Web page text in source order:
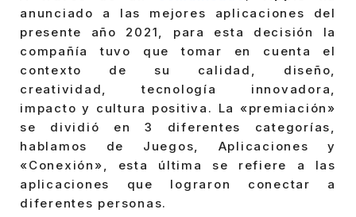
anunciado a las mejores aplicaciones del
presente año 2021, para esta decisión la
compañía tuvo que tomar en cuenta el
contexto de su calidad, diseño,
creatividad, tecnología innovadora,
impacto y cultura positiva. La «premiación»
se dividió en 3 diferentes categorías,
hablamos de Juegos, Aplicaciones y
«Conexión», esta última se refiere a las
aplicaciones que lograron conectar a
diferentes personas.